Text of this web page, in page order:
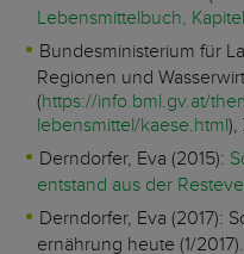
Lebensmittelbuch,
Bundesministerium für
Regionen und
(https://info.bml.gv.at/
lebensmittel/kaese.html),
Derndorfer, Eva (2015):
entstand aus der
Derndorfer, Eva (2017):
ernährung heute (1/2017).